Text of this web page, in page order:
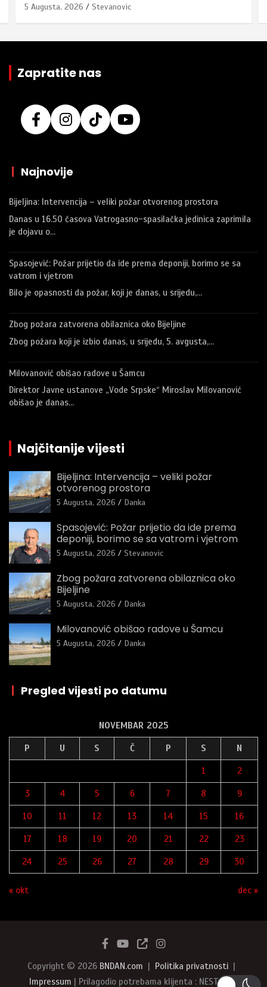
5 Augusta, 2026 Stevanovic
Zapratite nas
| Najnovije
Bijeljina: Intervencija – veliki požar otvorenog prostora
Danas u 16.50 časova Vatrogasno-spasilačka jedinica zaprimila
je dojavu o…
Spasojević: Požar prijetio da ide prema deponiji, borimo se sa
vatrom i vjetrom
Bilo je opasnosti da požar, koji je danas, u srijedu,…
Zbog požara zatvorena obilaznica oko Bijeljine
Zbog požara koji je izbio danas, u srijedu, 5. avgusta,…
Milovanović obišao radove u Šamcu
Direktor Javne ustanove „Vode Srpske“ Miroslav Milovanović
obišao je danas…
Najčitanije vijesti
Bijeljina: Intervencija – veliki požar
otvorenog prostora
5 Augusta, 2026 Danka
Spasojević: Požar prijetio da ide prema
deponiji, borimo se sa vatrom i vjetrom
5 Augusta, 2026 Stevanovic
Zbog požara zatvorena obilaznica oko
Bijeljine
5 Augusta, 2026 Danka
Milovanović obišao radove u Šamcu
5 Augusta, 2026 Danka
| Pregled vijesti po datumu
NOVEMBAR 2025
P U S Č P S N
1 2
3 4 5 6 7 8 9
10 11 12 13 14 15 16
17 18 19 20 21 22 23
24 25 26 27 28 29 30
« okt dec »
Copyright © 2026 BNDAN.com
Politika privatnosti
Impressum | Prilagodio potrebama klijenta : NEST387